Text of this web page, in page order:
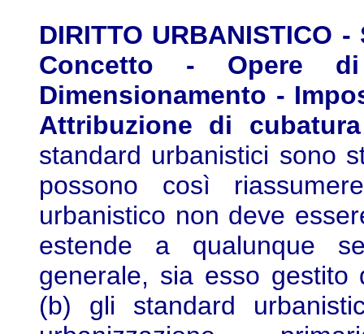
DIRITTO
Concetto - Opere di
Dimensionamento -
Attribuzione di
standard urbanistici sono
possono così
urbanistico non deve
estende a qualunque
generale, sia esso gestito
(b) gli standard